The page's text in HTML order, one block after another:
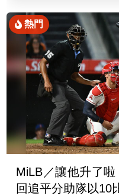
熱門
MiLB／讓他升了
回追平分助隊以10